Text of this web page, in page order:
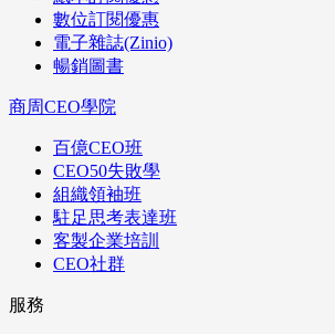
數位訂閱優惠
電子雜誌(Zinio)
暢銷圖書
商周CEO學院
百億CEO班
CEO50失敗學
組織領袖班
駐足思考表達班
客製企業培訓
CEO社群
服務